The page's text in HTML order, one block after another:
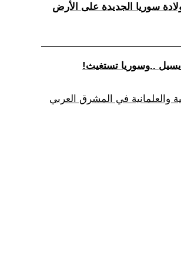
والعلمانية في المشرق العربي